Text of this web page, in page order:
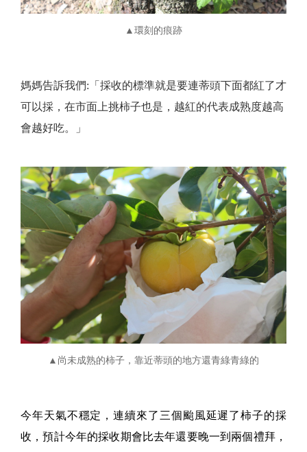
▲環刻的痕跡
媽媽告訴我們:「採收的標準就是要連蒂頭下面都紅了才
可以採，在市面上挑柿子也是，越紅的代表成熟度越高
會越好吃。」
▲尚未成熟的柿子，靠近蒂頭的地方還青綠青綠的
今年天氣不穩定，連續來了三個颱風延遲了柿子的採
收，預計今年的採收期會比去年還要晚一到兩個禮拜，